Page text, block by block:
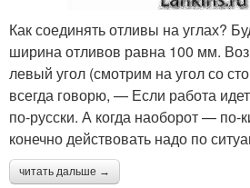
Как соединять отливы на углах?
ширина отливов равна 100 мм.
левый угол (смотрим на угол со
всегда говорю, — Если работа
по-русски. А когда наоборот — по-
конечно действовать надо по
читать дальше →